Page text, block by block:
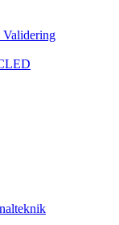
Validering